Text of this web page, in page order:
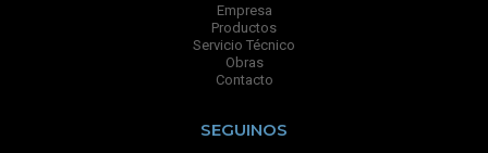
Empresa
Productos
Servicio Técnico
Obras
Contacto
SEGUINOS